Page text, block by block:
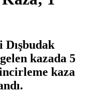
kazada 5
kaza